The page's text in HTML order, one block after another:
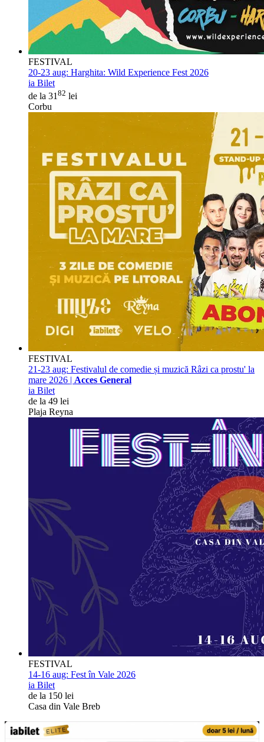
FESTIVAL
20-23 aug: Harghita: Wild Experience Fest 2026
ia Bilet
de la 31 82 lei
Corbu
FESTIVAL
21-23 aug: Festivalul de comedie și muzică Râzi ca prostu' la
mare 2026 | Acces General
ia Bilet
de la 49 lei
Plaja Reyna
FESTIVAL
14-16 aug: Fest în Vale 2026
ia Bilet
de la 150 lei
Casa din Vale Breb